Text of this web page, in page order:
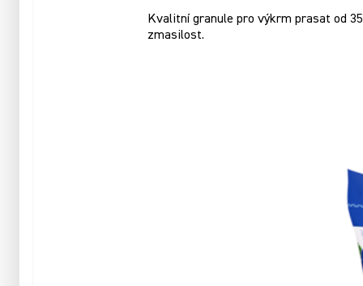
Kvalitní granule pro výkrm prasat od
zmasilost.